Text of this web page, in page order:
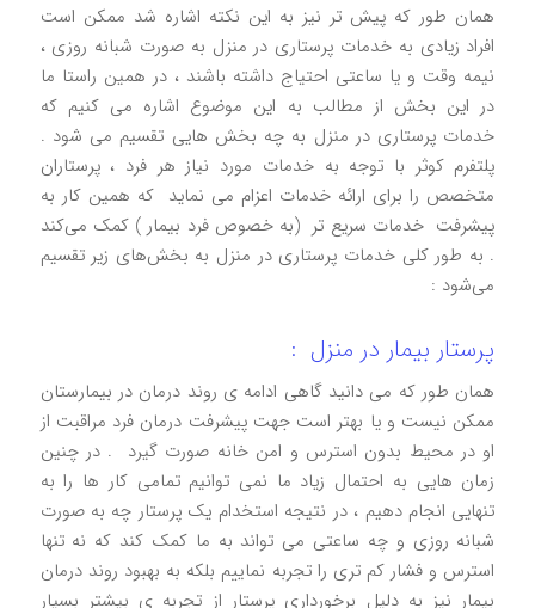
همان طور که پیش تر نیز به این نکته اشاره شد ممکن است
افراد زیادی به خدمات پرستاری در منزل به صورت شبانه روزی ،
نیمه وقت و یا ساعتی احتیاج داشته باشند ، در همین راستا ما
در این بخش از مطالب به این موضوع اشاره می کنیم که
خدمات پرستاری در منزل به چه بخش هایی تقسیم می شود .
پلتفرم کوثر با توجه به خدمات مورد نیاز هر فرد ، پرستاران
متخصص را برای ارائه خدمات اعزام می‌ نماید که همین کار به
پیشرفت خدمات سریع‌ تر (به خصوص فرد بیمار ) کمک می‌کند
. به طور کلی خدمات پرستاری در منزل به بخش‌های زیر تقسیم
می‌شود :
پرستار بیمار در منزل :
همان طور که می دانید گاهی ادامه ی روند درمان در بیمارستان
ممکن نیست و یا بهتر است جهت پیشرفت درمان فرد مراقبت از
او در محیط بدون استرس و امن خانه صورت گیرد . در چنین
زمان هایی به احتمال زیاد ما نمی توانیم تمامی کار ها را به
تنهایی انجام دهیم ، در نتیجه استخدام یک پرستار چه به صورت
شبانه روزی و چه ساعتی می تواند به ما کمک کند که نه تنها
استرس و فشار کم تری را تجربه نماییم بلکه به بهبود روند درمان
بیمار نیز به دلیل برخورداری پرستار از تجربه ی بیشتر بسیار